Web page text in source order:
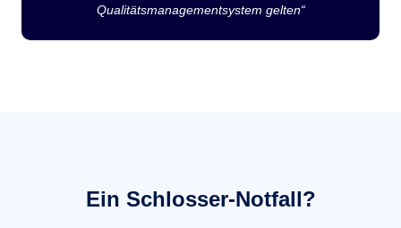
Qualitätsmanagementsystem gelten“
Ein Schlosser-Notfall?